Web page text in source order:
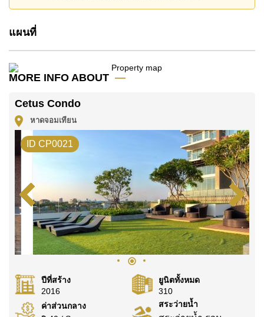
เช่าในราคา ฿ 30,000 บาท
โปรดทราบว่าราคาค่าเช่าที่ Cornerstone Real Estate
โฉนดที่ดินของอสังหาริมทรัพย์นี้อยู่ภายใต้กรรมสิทธิ์ ชื่อ
ค้นพบโอกาสในการทำให้ที่อยู่อาศัยนี้เป็นบ้านในฝันของ
คุณ!
ติดต่อ Cornerstone Real Estate โทร +6638411250
หรือ อีเมล
info@cornerstone.co.th
WhatsApp ของสำนักงาน:+66807945904และ LINE:
@cornerstonepattaya
แผนที่
MORE INFO ABOUT
Cetus Condo
หาดจอมเทียน
ID CP0021
ปีที่สร้าง
2016
ยูนิตทั้งหมด
310
ค่าส่วนกลาง
สระว่ายน้ำ